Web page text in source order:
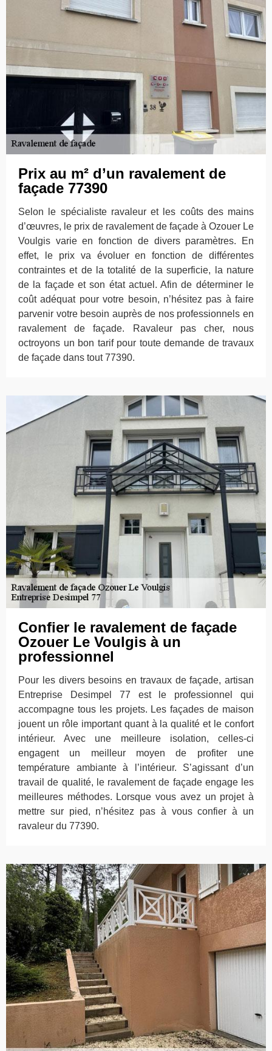
Prix au m² d’un ravalement de
façade 77390
Selon le spécialiste ravaleur et les coûts des mains
d’œuvres, le prix de ravalement de façade à Ozouer Le
Voulgis varie en fonction de divers paramètres. En
effet, le prix va évoluer en fonction de différentes
contraintes et de la totalité de la superficie, la nature
de la façade et son état actuel. Afin de déterminer le
coût adéquat pour votre besoin, n’hésitez pas à faire
parvenir votre besoin auprès de nos professionnels en
ravalement de façade. Ravaleur pas cher, nous
octroyons un bon tarif pour toute demande de travaux
de façade dans tout 77390.
Confier le ravalement de façade
Ozouer Le Voulgis à un
professionnel
Pour les divers besoins en travaux de façade, artisan
Entreprise Desimpel 77 est le professionnel qui
accompagne tous les projets. Les façades de maison
jouent un rôle important quant à la qualité et le confort
intérieur. Avec une meilleure isolation, celles-ci
engagent un meilleur moyen de profiter une
température ambiante à l’intérieur. S’agissant d’un
travail de qualité, le ravalement de façade engage les
meilleures méthodes. Lorsque vous avez un projet à
mettre sur pied, n’hésitez pas à vous confier à un
ravaleur du 77390.